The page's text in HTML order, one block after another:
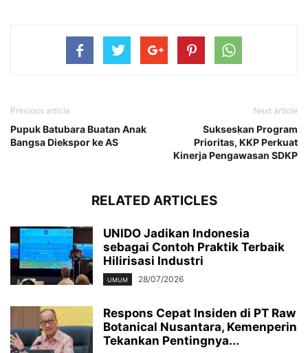
Previous article
Pupuk Batubara Buatan Anak
Bangsa Diekspor ke AS
Next article
Sukseskan Program
Prioritas, KKP Perkuat
Kinerja Pengawasan SDKP
RELATED ARTICLES
UNIDO Jadikan Indonesia
sebagai Contoh Praktik Terbaik
Hilirisasi Industri
UMUM 28/07/2026
Respons Cepat Insiden di PT Raw
Botanical Nusantara, Kemenperin
Tekankan Pentingnya...